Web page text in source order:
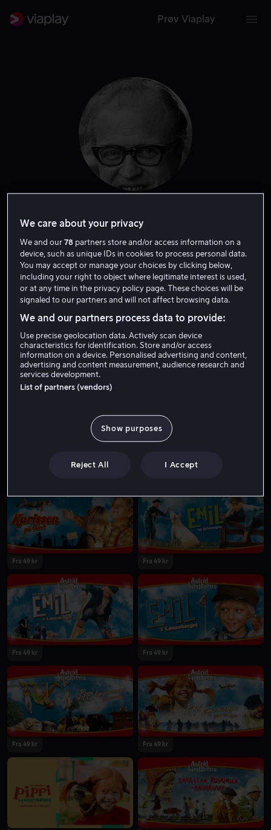
Prøv Viaplay
Olle Hellbom
Produsent Regissør
Fra 49 kr
Fra 49 kr Fra 49 kr
Fra 49 kr Fra 49 kr
Fra 49 kr Fra 49 kr
We care about your privacy
We and our78 partners store and/or access information on a
device, such as unique IDs in cookies to process personal data.
You may accept or manage your choices by clicking below,
including your right to object where legitimate interest is used,
or at any time in the privacy policy page. These choices will be
signaled to our partners and will not affect browsing data.
We and our partners process data to provide:
Use precise geolocation data. Actively scan device
characteristics for identification. Store and/or access
information on a device. Personalised advertising and content,
advertising and content measurement, audience research and
services development.
List of partners (vendors)
Show purposes
Reject All I Accept